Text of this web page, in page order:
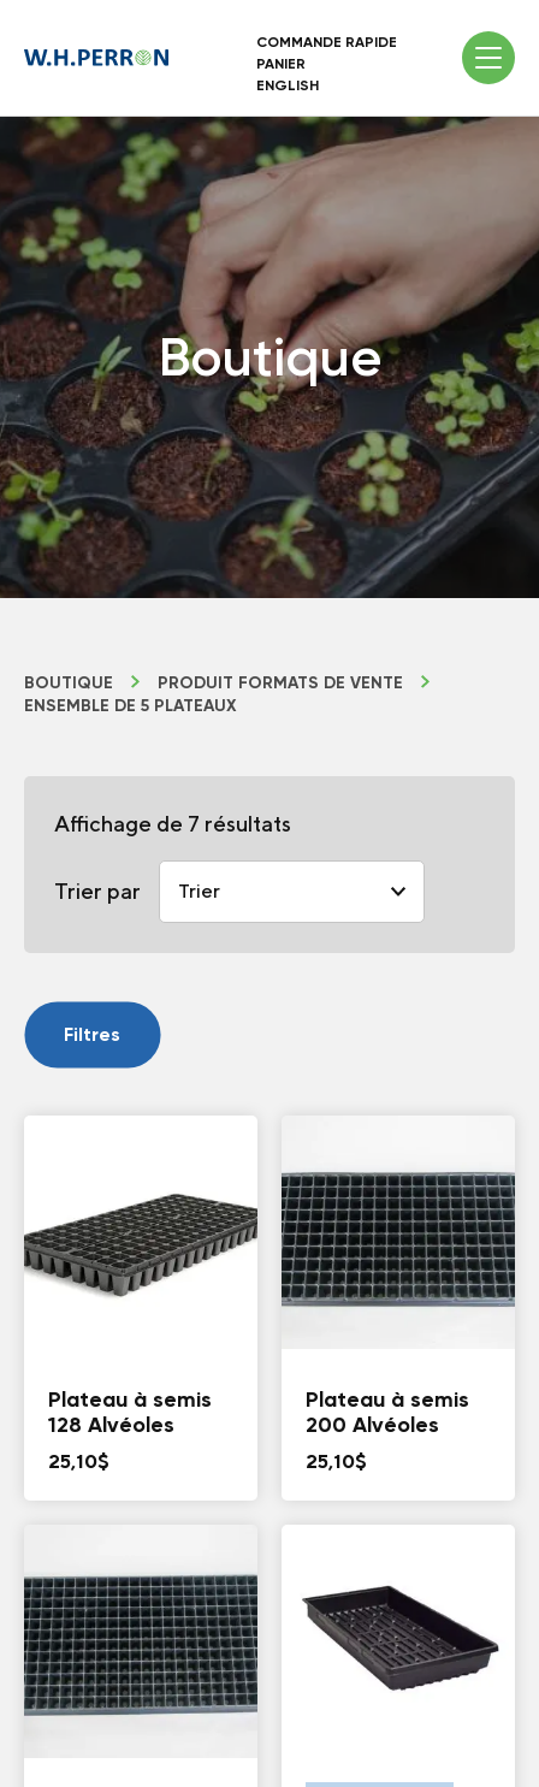
COMMANDE RAPIDE
PANIER
ENGLISH
Boutique
BOUTIQUE
PRODUIT FORMATS DE VENTE
ENSEMBLE DE 5 PLATEAUX
Affichage de 7 résultats
Trier par
Filtres
Plateau à semis
128 Alvéoles
25,10$
Plateau à semis
200 Alvéoles
25,10$